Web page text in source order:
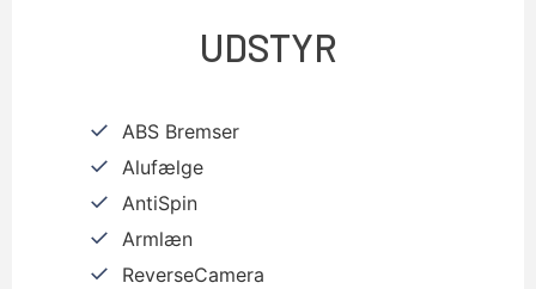
UDSTYR
ABS Bremser
Alufælge
AntiSpin
Armlæn
ReverseCamera